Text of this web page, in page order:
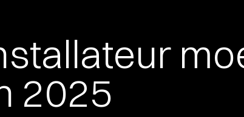
2025